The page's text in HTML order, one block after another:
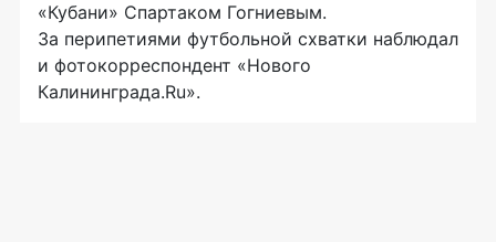
«Кубани» Спартаком Гогниевым.
За перипетиями футбольной схватки наблюдал
и фотокорреспондент «Нового
Калининграда.Ru».